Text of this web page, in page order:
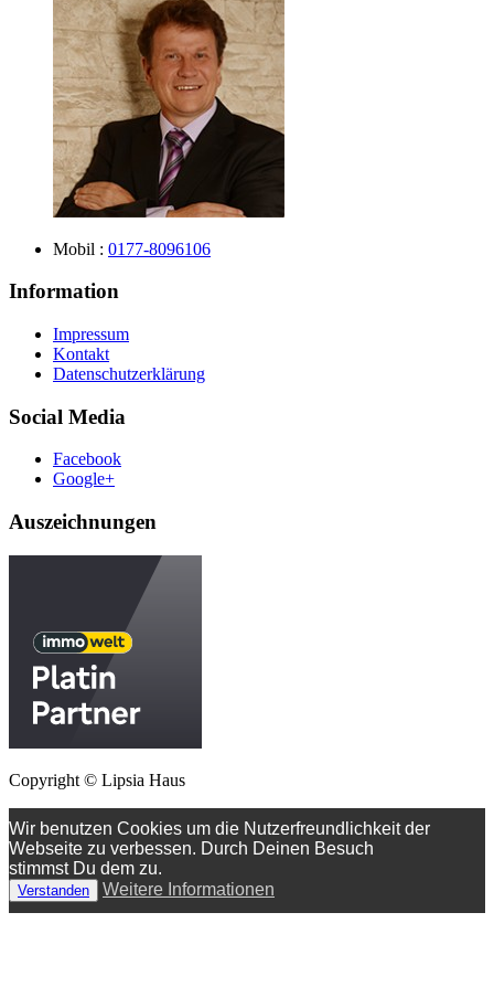
Mobil : 0177-8096106
Information
Impressum
Kontakt
Datenschutzerklärung
Social Media
Facebook
Google+
Auszeichnungen
Copyright © Lipsia Haus
Wir benutzen Cookies um die Nutzerfreundlichkeit der
Webseite zu verbessen. Durch Deinen Besuch
stimmst Du dem zu.
Verstanden Weitere Informationen